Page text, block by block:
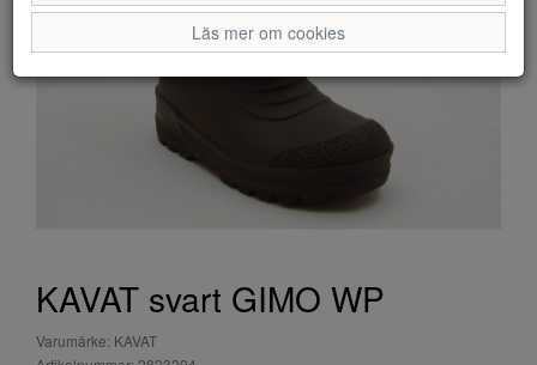
KAVAT svart GIMO WP
Varumärke: KAVAT
Läs mer om cookies